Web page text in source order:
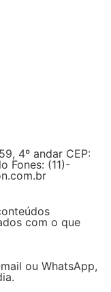
4º andar CEP:
Fones: (11)-
com o que
ou WhatsApp,